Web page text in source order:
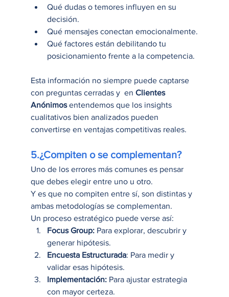
Qué dudas o temores influyen en su
decisión.
Qué mensajes conectan emocionalmente.
Qué factores están debilitando tu
posicionamiento frente a la competencia.
Esta información no siempre puede captarse
con preguntas cerradas y  en Clientes
Anónimos entendemos que los insights
cualitativos bien analizados pueden
convertirse en ventajas competitivas reales.
5.¿Compiten o se complementan?
Uno de los errores más comunes es pensar
que debes elegir entre uno u otro.
Y es que no compiten entre sí, son distintas y
ambas metodologías se complementan.
Un proceso estratégico puede verse así:
Focus Group: Para explorar, descubrir y
generar hipótesis.
Encuesta Estructurada: Para medir y
validar esas hipótesis.
Implementación: Para ajustar estrategia
con mayor certeza.